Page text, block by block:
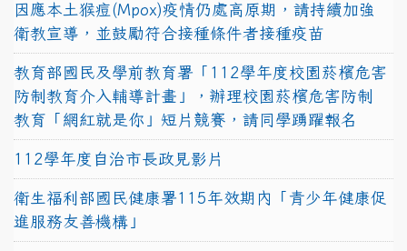
因應本土猴痘(Mpox)疫情仍處高原期，請持續加強
衛教宣導，並鼓勵符合接種條件者接種疫苗
教育部國民及學前教育署「112學年度校園菸檳危害
防制教育介入輔導計畫」，辦理校園菸檳危害防制
教育「網紅就是你」短片競賽，請同學踴躍報名
112學年度自治市長政見影片
衛生福利部國民健康署115年效期內「青少年健康促
進服務友善機構」